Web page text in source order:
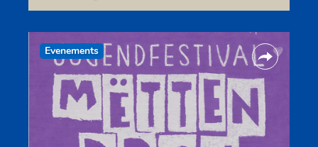
Evenements